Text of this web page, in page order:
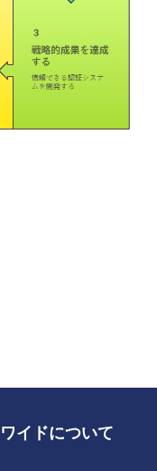
イドについて